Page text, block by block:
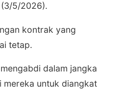
(3/5/2026).
kontrak yang
tetap.
dalam jangka
mereka untuk diangkat